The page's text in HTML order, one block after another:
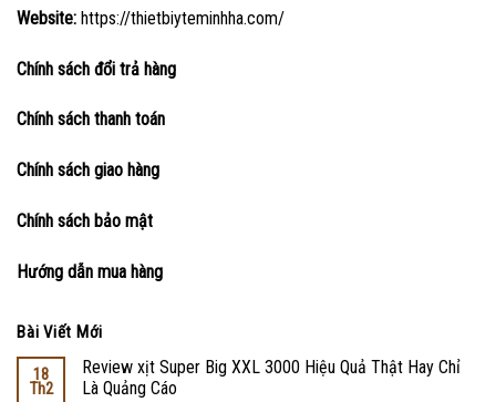
Website: https://thietbiyteminhha.com/
Chính sách đổi trả hàng
Chính sách thanh toán
Chính sách giao hàng
Chính sách bảo mật
Hướng dẫn mua hàng
Bài Viết Mới
18
Th2
Review xịt Super Big XXL 3000 Hiệu Quả Thật Hay Chỉ
Là Quảng Cáo